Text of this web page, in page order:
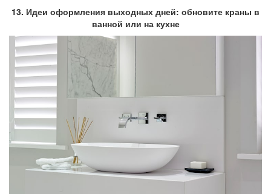
13. Идеи оформления выходных дней: обновите краны в
ванной или на кухне